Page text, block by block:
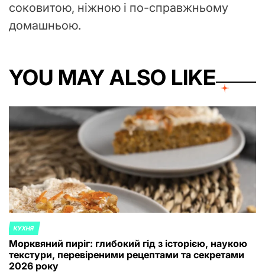
соковитою, ніжною і по-справжньому
домашньою.
YOU MAY ALSO LIKE
POSTED
IN
КУХНЯ
Морквяний пиріг: глибокий гід з історією, наукою
текстури, перевіреними рецептами та секретами
2026 року